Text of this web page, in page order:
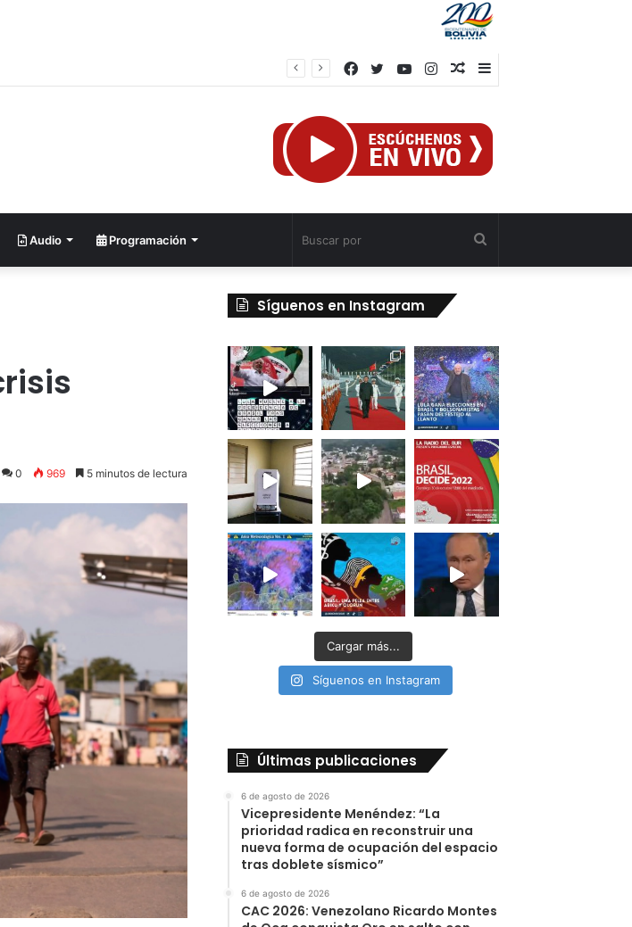
de Oca conquista Oro en salto con pértiga
Barra
Publicación
azar
Instagram
YouTube
Twitter
Facebook
Audio Programación
0 969 5 minutos de lectura
Síguenos en Instagram
Cargar más...
Síguenos en Instagram
Últimas publicaciones
6 de agosto de 2026
Vicepresidente Menéndez: “La
prioridad radica en reconstruir una
nueva forma de ocupación del espacio
tras doblete sísmico”
6 de agosto de 2026
CAC 2026: Venezolano Ricardo Montes